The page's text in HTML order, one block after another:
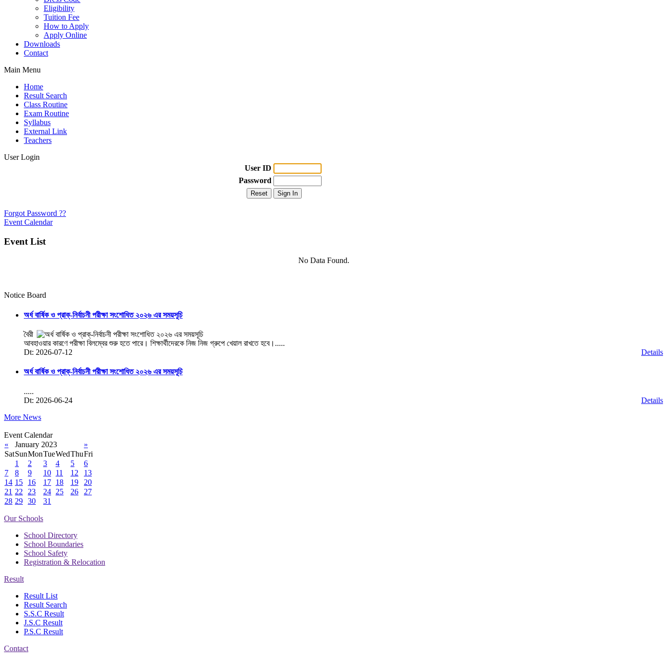
Eligibility
Tuition Fee
How to Apply
Apply Online
Downloads
Contact
Main Menu
Home
Result Search
Class Routine
Exam Routine
Syllabus
External Link
Teachers
User Login
User ID
Password
Forgot Password ??
Event Calendar
Event List
No Data Found.
Notice Board
অর্ধ বার্ষিক ও প্রাক্-নির্বাচনী পরীক্ষা সংশোধিত ২০২৬ এর সময়সূচি
বৈরী
আবহাওয়ার কারণে পরীক্ষা বিলম্বের শুরু হতে পারে। শিক্ষার্থীদেরকে নিজ নিজ গ্রুপে খেয়াল রাখতে হবে।.....
Dt: 2026-07-12
Details
অর্ধ বার্ষিক ও প্রাক্-নির্বাচনী পরীক্ষা সংশোধিত ২০২৬ এর সময়সূচি
.....
Dt: 2026-06-24
Details
More News
Event Calendar
«
January 2023
»
SatSunMonTueWedThuFri
1
2 3 4 5
6
7
8 9 10 11 12
13
14 15 16 17 18 19
20
21 22 23 24 25 26
27
28 29 30 31
Our Schools
School Directory
School Boundaries
School Safety
Registration & Relocation
Result
Result List
Result Search
S.S.C Result
J.S.C Result
P.S.C Result
Contact